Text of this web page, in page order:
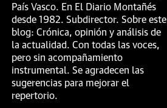
País Vasco. En El Diario Montañés
desde 1982. Subdirector. Sobre este
blog: Crónica, opinión y análisis de
la actualidad. Con todas las voces,
pero sin acompañamiento
instrumental. Se agradecen las
sugerencias para mejorar el
repertorio.